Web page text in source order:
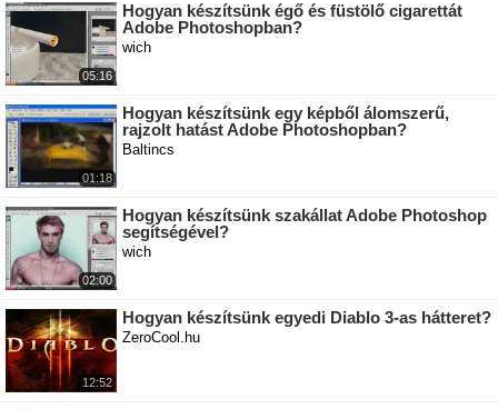
05:16
Hogyan készítsünk égő és füstölő cigarettát
Adobe Photoshopban?
wich
01:18
Hogyan készítsünk egy képből álomszerű,
rajzolt hatást Adobe Photoshopban?
Baltincs
02:00
Hogyan készítsünk szakállat Adobe Photoshop
segítségével?
wich
12:52
Hogyan készítsünk egyedi Diablo 3-as hátteret?
ZeroCool.hu